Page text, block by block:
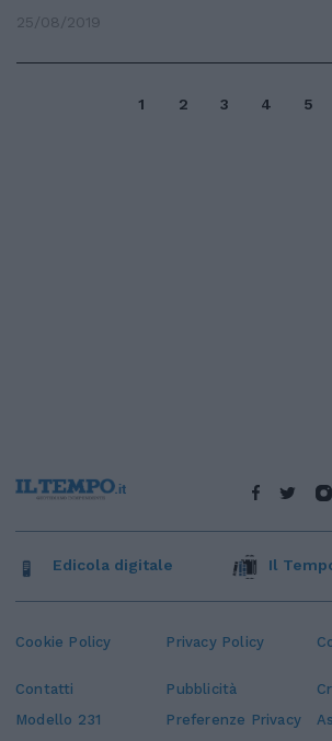
25/08/2019
1 2 3 4 5
Cookie Policy Privacy Policy
Contatti Pubblicità
Modello 231
Preferenze Privacy
Edicola digitale Il